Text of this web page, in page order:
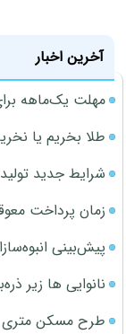
آخرین اخبار
مهلت یک‌ماهه
طلا بخریم یا
شرایط جدید تولید
زمان پرداخت
پیش‌بینی
نانوایی ها زیر
طرح مسکن متری